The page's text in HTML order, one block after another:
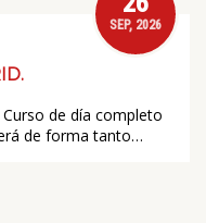
SEP, 2026
Curso de día completo
de forma tanto…